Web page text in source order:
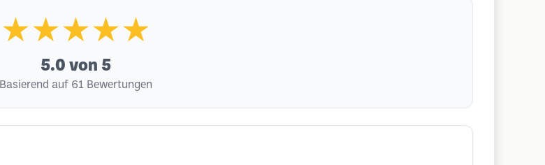
★★★★★
5.0 von 5
Basierend auf 61 Bewertungen